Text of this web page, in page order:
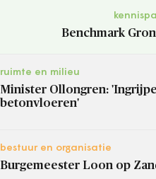
Benchmark
ruimte en milieu
Minister Ollongren:
betonvloeren'
bestuur en organisatie
Burgemeester Loon op